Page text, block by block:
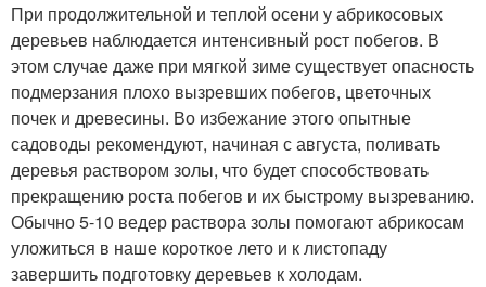
При продолжительной и теплой осени у абрикосовых
деревьев наблюдается интенсивный рост побегов. В
этом случае даже при мягкой зиме существует опасность
подмерзания плохо вызревших побегов, цветочных
почек и древесины. Во избежание этого опытные
садоводы рекомендуют, начиная с августа, поливать
деревья раствором золы, что будет способствовать
прекращению роста побегов и их быстрому вызреванию.
Обычно 5-10 ведер раствора золы помогают абрикосам
уложиться в наше короткое лето и к листопаду
завершить подготовку деревьев к холодам.